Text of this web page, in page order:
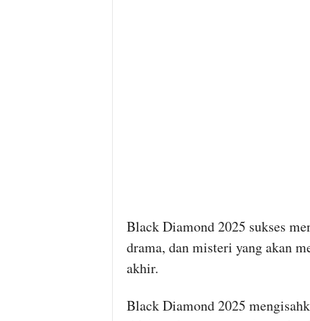
Black Diamond 2025 sukses
drama, dan misteri yang akan
akhir.
Black Diamond 2025